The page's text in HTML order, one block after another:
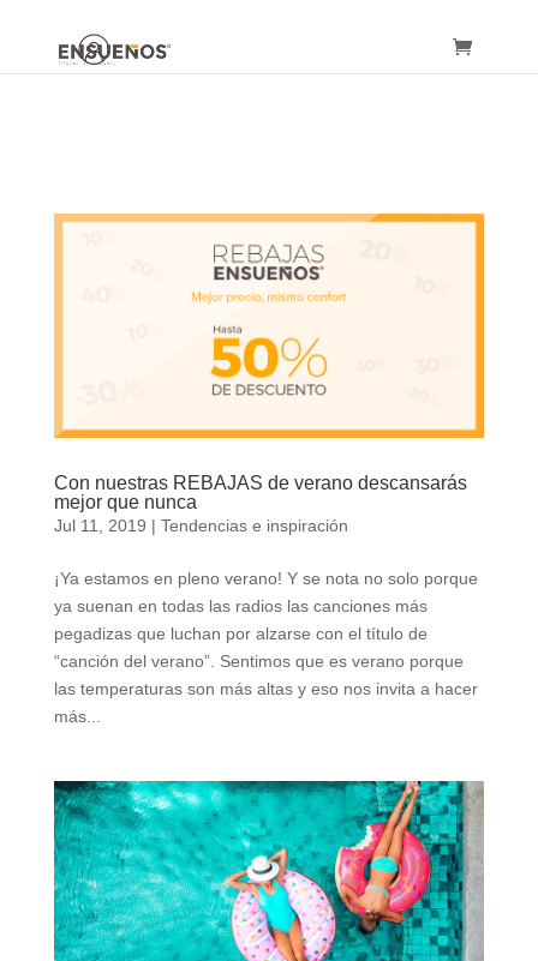
Con nuestras REBAJAS de verano descansarás
mejor que nunca
Jul 11, 2019 | Tendencias e inspiración
¡Ya estamos en pleno verano! Y se nota no solo porque
ya suenan en todas las radios las canciones más
pegadizas que luchan por alzarse con el título de
“canción del verano”. Sentimos que es verano porque
las temperaturas son más altas y eso nos invita a hacer
más...